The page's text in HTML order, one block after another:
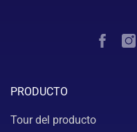
PRODUCTO
Tour del producto